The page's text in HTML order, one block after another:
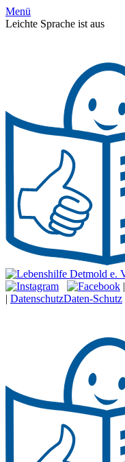
Menü
Leichte Sprache ist aus
|
| DatenschutzDaten-Schutz